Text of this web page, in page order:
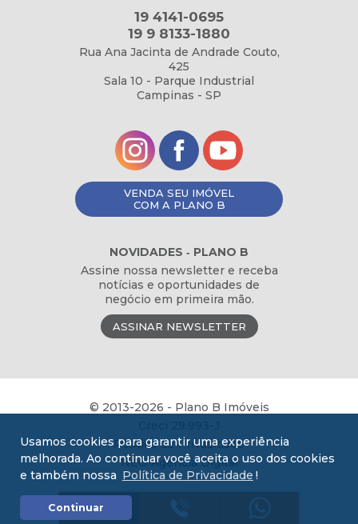
COMPRE
COM A
19 4141-0695
19 9 8133-1880
Rua Ana Jacinta de Andrade Couto,
425
Sala 10 - Parque Industrial
Campinas - SP
VENDA SEU IMÓVEL
COM A PLANO B
NOVIDADES ‐ PLANO B
Assine nossa newsletter e receba
notícias e oportunidades de
negócio em primeira mão.
ASSINAR NEWSLETTER
© 2013-2026 - Plano B Imóveis
Política de Privacidade
NEO Agência Digital
Usamos cookies para garantir uma experiência
melhorada. Ao continuar você aceita o uso dos cookies
e também nossa Política de Privacidade !
Continuar